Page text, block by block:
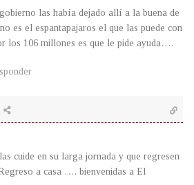
las había dejado allí a la buena de
es el espantapajaros el que las puede con
los 106 millones es que le pide ayuda….
cuide en su larga jornada y que regresen
a casa …. bienvenidas a El